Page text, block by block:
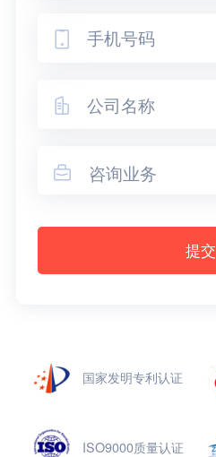


 咨询业务
提交
国家发明专利认证
ISO9000质量认证